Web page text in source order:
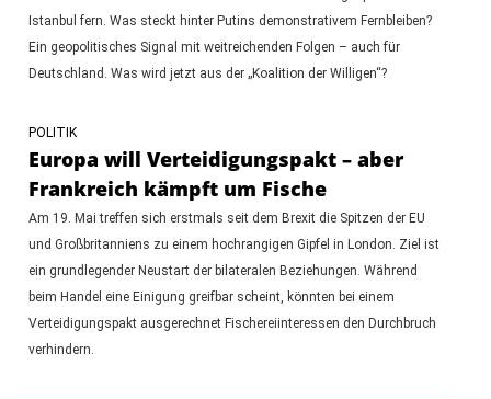
Istanbul fern. Was steckt hinter Putins demonstrativem Fernbleiben?
Ein geopolitisches Signal mit weitreichenden Folgen – auch für
Deutschland. Was wird jetzt aus der „Koalition der Willigen“?
POLITIK
Europa will Verteidigungspakt – aber
Frankreich kämpft um Fische
Am 19. Mai treffen sich erstmals seit dem Brexit die Spitzen der EU
und Großbritanniens zu einem hochrangigen Gipfel in London. Ziel ist
ein grundlegender Neustart der bilateralen Beziehungen. Während
beim Handel eine Einigung greifbar scheint, könnten bei einem
Verteidigungspakt ausgerechnet Fischereiinteressen den Durchbruch
verhindern.